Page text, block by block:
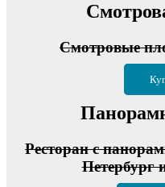
Смотровые
Ресторан с
Петербург